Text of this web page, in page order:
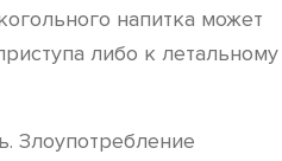
напитка может
либо к летальному
Злоупотребление